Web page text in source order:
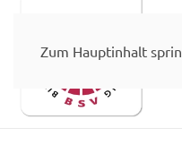
Zum Hauptinhalt